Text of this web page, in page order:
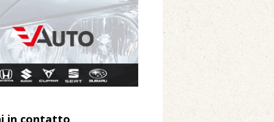
«Misura precauzionale e
della Pro Loco